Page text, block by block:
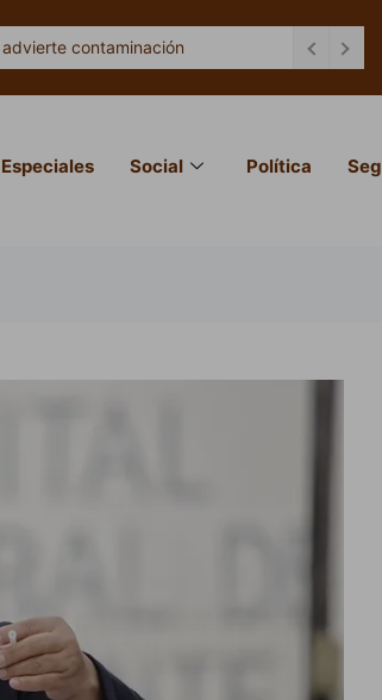
contaminación
Especiales Social Política